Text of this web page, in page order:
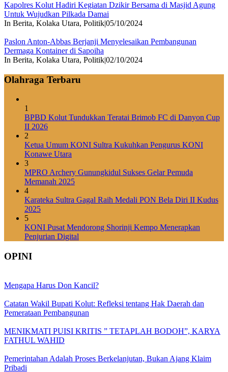
Kapolres Kolut Hadiri Kegiatan Dzikir Bersama di Masjid Agung
Untuk Wujudkan Pilkada Damai
In Berita, Kolaka Utara, Politik|05/10/2024
Paslon Anton-Abbas Berjanji Menyelesaikan Pembangunan
Dermaga Kontainer di Sapoiha
In Berita, Kolaka Utara, Politik|02/10/2024
Olahraga Terbaru
1
BPBD Kolut Tundukkan Teratai Brimob FC di Danyon Cup
II 2026
2
Ketua Umum KONI Sultra Kukuhkan Pengurus KONI
Konawe Utara
3
MPRO Archery Gunungkidul Sukses Gelar Pemuda
Memanah 2025
4
Karateka Sultra Gagal Raih Medali PON Bela Diri II Kudus
2025
5
KONI Pusat Mendorong Shorinji Kempo Menerapkan
Penjurian Digital
OPINI
Mengapa Harus Don Kancil?
Catatan Wakil Bupati Kolut: Refleksi tentang Hak Daerah dan
Pemerataan Pembangunan
MENIKMATI PUISI KRITIS ” TETAPLAH BODOH”, KARYA
FATHUL WAHID
Pemerintahan Adalah Proses Berkelanjutan, Bukan Ajang Klaim
Pribadi